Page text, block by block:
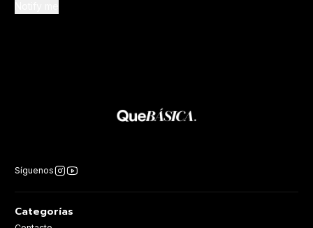
Síguenos
Categorías